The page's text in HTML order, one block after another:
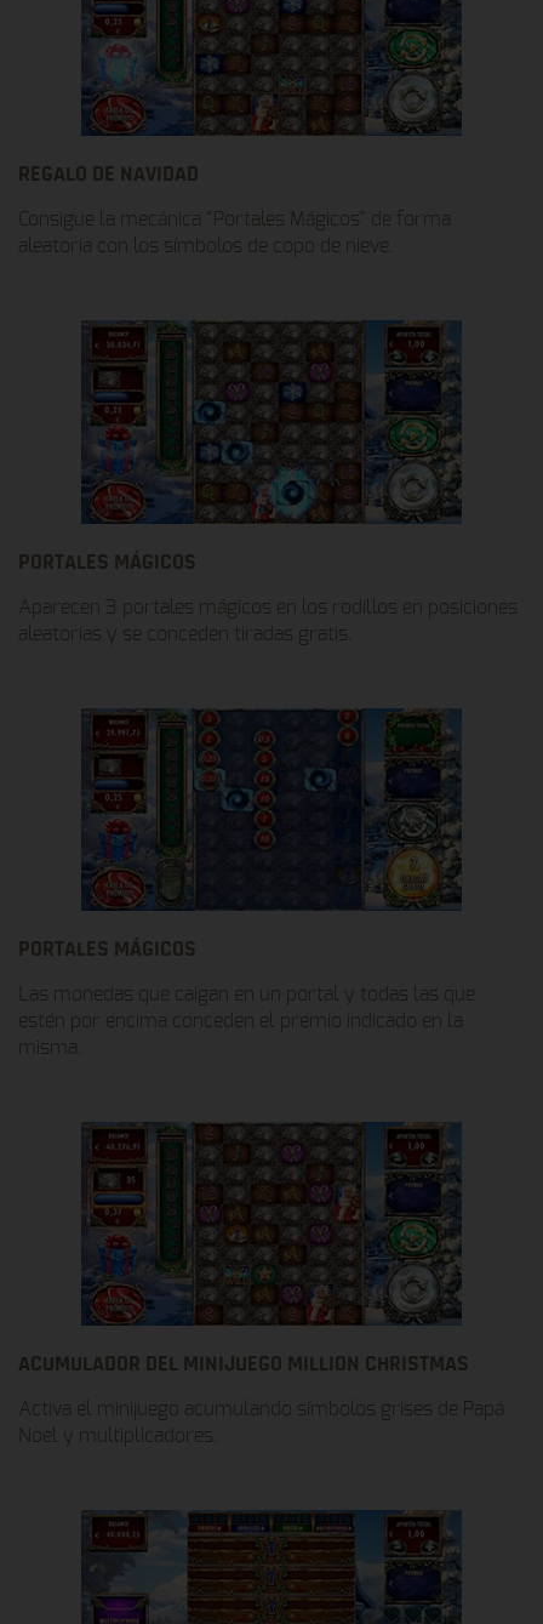
REGALO DE NAVIDAD
Consigue la mecánica “Portales Mágicos” de forma
aleatoria con los símbolos de copo de nieve.
PORTALES MÁGICOS
Aparecen 3 portales mágicos en los rodillos en posiciones
aleatorias y se conceden tiradas gratis.
PORTALES MÁGICOS
Las monedas que caigan en un portal y todas las que
estén por encima conceden el premio indicado en la
misma.
ACUMULADOR DEL MINIJUEGO MILLION CHRISTMAS
Activa el minijuego acumulando símbolos grises de Papá
Noel y multiplicadores.